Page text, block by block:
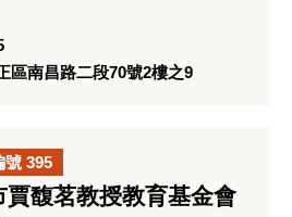
區南昌路二段70號2樓之9
號 395
賈馥茗教授教育基金會